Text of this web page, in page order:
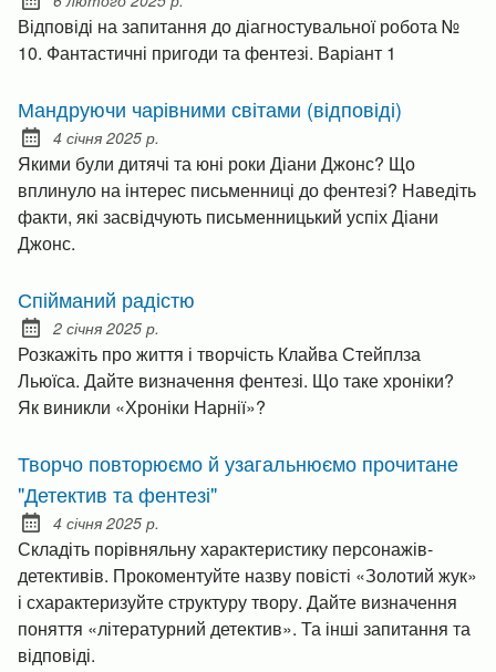
Posted on:
Відповіді на запитання до діагностувальної робота №
10. Фантастичні пригоди та фентезі. Варіант 1
Мандруючи чарівними світами (відповіді)
Posted on:
4 січня 2025 р.
Якими були дитячі та юні роки Діани Джонс? Що
вплинуло на інтерес письменниці до фентезі? Наведіть
факти, які засвідчують письменницький успіх Діани
Джонс.
Спійманий радістю
Posted on:
2 січня 2025 р.
Розкажіть про життя і творчість Клайва Стейплза
Льюїса. Дайте визначення фентезі. Що таке хроніки?
Як виникли «Хроніки Нарнії»?
Творчо повторюємо й узагальнюємо прочитане
"Детектив та фентезі"
Posted on:
4 січня 2025 р.
Складіть порівняльну характеристику персонажів-
детективів. Прокоментуйте назву повісті «Золотий жук»
і схарактеризуйте структуру твору. Дайте визначення
поняття «літературний детектив». Та інші запитання та
відповіді.